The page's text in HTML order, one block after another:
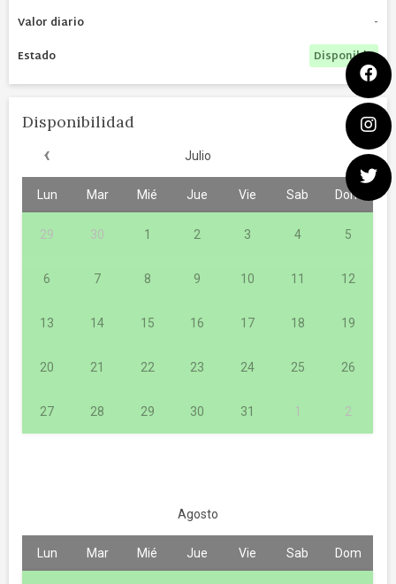
-
Disponible
Disponibilidad
‹ Julio
Lun Mar Mié Jue Vie Sab Dom
29 30 1 2 3 4 5
6 7 8 9 10 11 12
13 14 15 16 17 18 19
20 21 22 23 24 25 26
27 28 29 30 31 1 2
Agosto
Lun Mar Mié Jue Vie Sab Dom